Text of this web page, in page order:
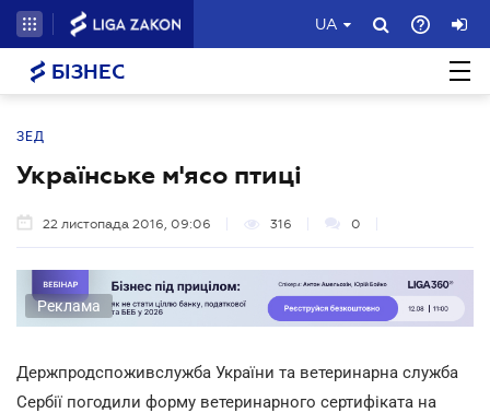
UA
БІЗНЕС
ЗЕД
Українське м'ясо птиці
22 листопада 2016, 09:06 316 0
Реклама
Держпродспоживслужба України та ветеринарна служба
Сербії погодили форму ветеринарного сертифіката на